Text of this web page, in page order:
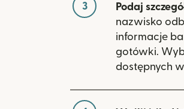
3 Podaj
nazwisko
informacje
gotówki.
dostępnych w